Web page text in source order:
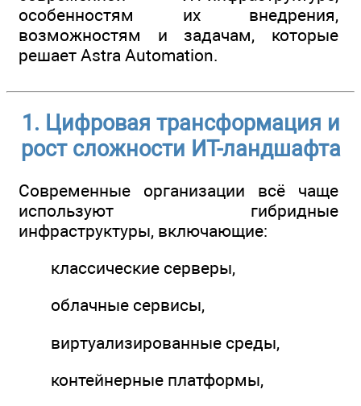
особенностям их внедрения,
возможностям и задачам, которые
решает Astra Automation.
1. Цифровая трансформация и
рост сложности ИТ-ландшафта
Современные организации всё чаще
используют гибридные
инфраструктуры, включающие:
классические серверы,
облачные сервисы,
виртуализированные среды,
контейнерные платформы,